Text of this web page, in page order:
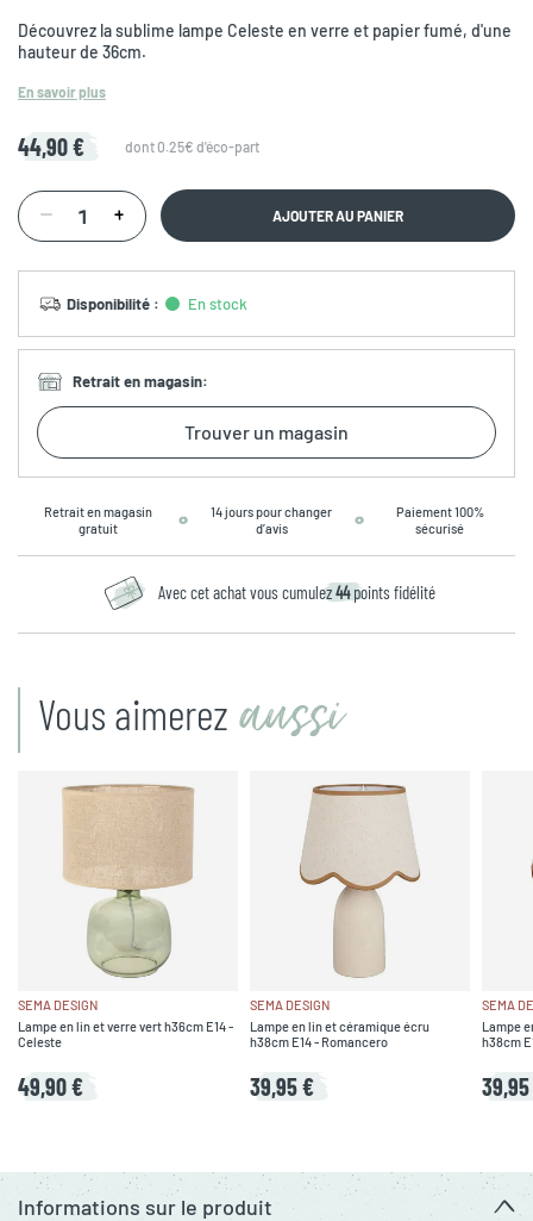
Découvrez la sublime lampe Celeste en verre et papier fumé, d'une
hauteur de 36cm.
En savoir plus
44,90 € dont 0.25€ d'éco-part
AJOUTER AU PANIER
Disponibilité : En stock
Retrait en magasin:
Trouver un magasin
Retrait en magasin
gratuit
14 jours pour changer
d’avis
Paiement 100%
sécurisé
Avec cet achat vous cumulez44 points fidélité
Vous aimerez aussi
SEMA DESIGN
Lampe en lin et verre vert h36cm E14 -
Celeste
49,90 €
SEMA DESIGN
Lampe en lin et céramique écru
h38cm E14 - Romancero
39,95 €
SEMA
Lampe
h38cm
Informations sur le produit